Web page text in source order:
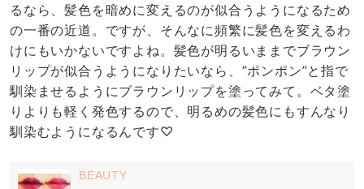
るなら、髪色を暗めに変えるのが似合うようになるため
の一番の近道。ですが、そんなに頻繁に髪色を変えるわ
けにもいかないですよね。髪色が明るいままでブラウン
リップが似合うようになりたいなら、”ポンポン”と指で
馴染ませるようにブラウンリップを塗ってみて。ベタ塗
りよりも軽く発色するので、明るめの髪色にもすんなり
馴染むようになるんです♡
BEAUTY